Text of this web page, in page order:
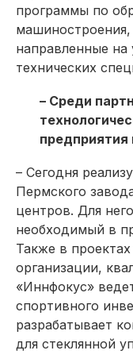
программы по
направленные на
технических
– Среди
предприятия
– Сегодня
Пермского
центров. Для
необходимый в
Также в
организации,
«Иннфокус»
спортивного
разрабатывает
для стеклянной